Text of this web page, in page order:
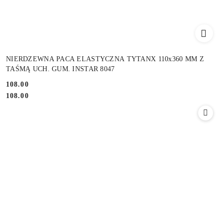
NIERDZEWNA PACA ELASTYCZNA TYTANX 110x360 MM Z
TAŚMĄ UCH. GUM. INSTAR 8047
Cena:
108.00
Cena:
108.00